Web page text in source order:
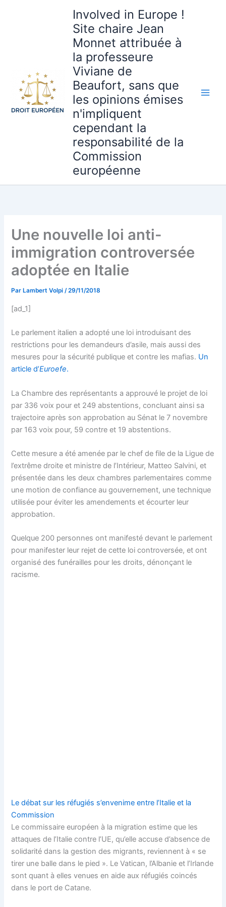
Involved in Europe !
Site chaire Jean
Monnet attribuée à
la professeure
Viviane de
Beaufort, sans que
les opinions émises
n'impliquent
cependant la
responsabilité de la
Commission
européenne
Une nouvelle loi anti-
immigration controversée
adoptée en Italie
Par Lambert Volpi/29/11/2018
[ad_1]
Le parlement italien a adopté une loi introduisant des
restrictions pour les demandeurs d’asile, mais aussi des
mesures pour la sécurité publique et contre les mafias. Un
article d’Euroefe.
La Chambre des représentants a approuvé le projet de loi
par 336 voix pour et 249 abstentions, concluant ainsi sa
trajectoire après son approbation au Sénat le 7 novembre
par 163 voix pour, 59 contre et 19 abstentions.
Cette mesure a été amenée par le chef de file de la Ligue de
l’extrême droite et ministre de l’Intérieur, Matteo Salvini, et
présentée dans les deux chambres parlementaires comme
une motion de confiance au gouvernement, une technique
utilisée pour éviter les amendements et écourter leur
approbation.
Quelque 200 personnes ont manifesté devant le parlement
pour manifester leur rejet de cette loi controversée, et ont
organisé des funérailles pour les droits, dénonçant le
racisme.
Le débat sur les réfugiés s’envenime entre l’Italie et la
Commission
Le commissaire européen à la migration estime que les
attaques de l’Italie contre l’UE, qu’elle accuse d’absence de
solidarité dans la gestion des migrants, reviennent à « se
tirer une balle dans le pied ». Le Vatican, l’Albanie et l’Irlande
sont quant à elles venues en aide aux réfugiés coincés
dans le port de Catane.